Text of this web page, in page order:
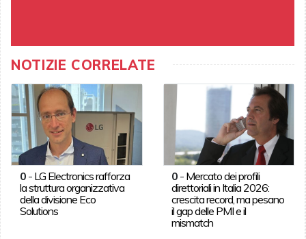
NOTIZIE CORRELATE
0- LG Electronics rafforza
la struttura organizzativa
della divisione Eco
Solutions
0 - Mercato dei profili
direttoriali in Italia 2026:
crescita record, ma pesano
il gap delle PMI e il
mismatch